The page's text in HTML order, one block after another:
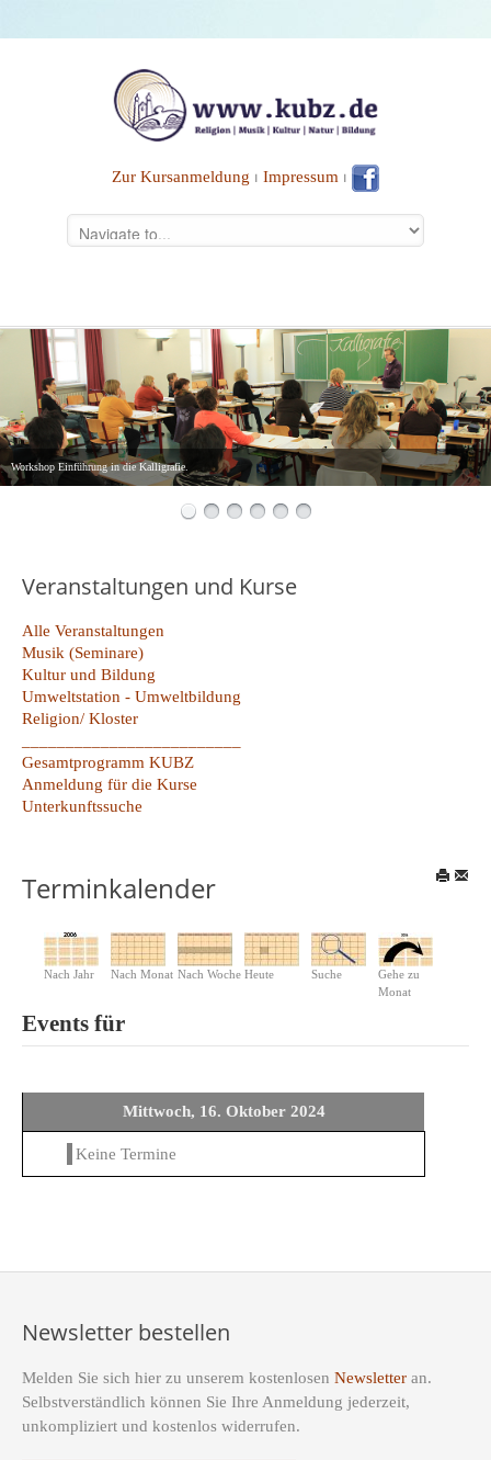
Zur Kursanmeldung ⏐ Impressum ⏐
Workshop Einführung in die Kalligrafie.
Veranstaltungen und Kurse
Alle Veranstaltungen
Musik (Seminare)
Kultur und Bildung
Umweltstation - Umweltbildung
Religion/ Kloster
Gesamtprogramm KUBZ
Anmeldung für die Kurse
Unterkunftssuche
Terminkalender
Nach Jahr Nach Monat Nach Woche Heute Suche
Gehe zu
Monat
Events für
Mittwoch, 16. Oktober 2024
Keine Termine
Newsletter bestellen
Melden Sie sich hier zu unserem kostenlosen Newsletter an.
Selbstverständlich können Sie Ihre Anmeldung jederzeit,
unkompliziert und kostenlos widerrufen.